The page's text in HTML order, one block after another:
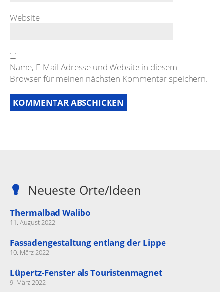
Website
Name, E-Mail-Adresse und Website in diesem
Browser für meinen nächsten Kommentar speichern.
Neueste Orte/Ideen
Thermalbad Walibo
11. August 2022
Fassadengestaltung entlang der Lippe
10. März 2022
Lüpertz-Fenster als Touristenmagnet
9. März 2022